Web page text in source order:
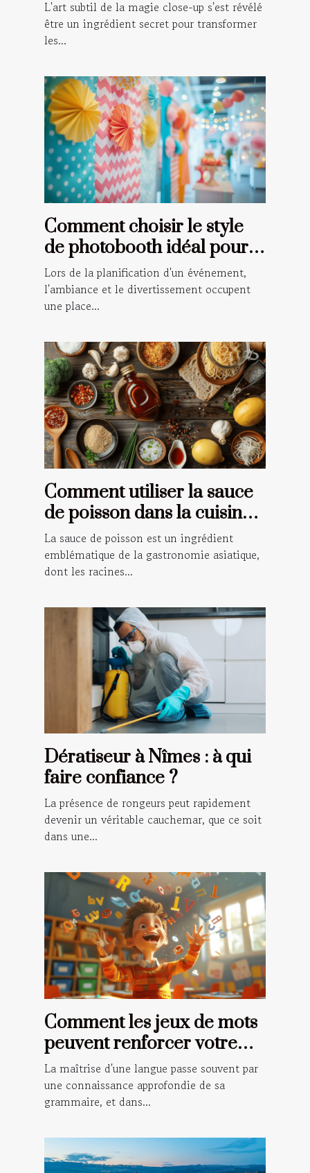
L'art subtil de la magie close-up s'est révélé
être un ingrédient secret pour transformer
les...
Comment choisir le style
de photobooth idéal pour
votre événement
Lors de la planification d'un événement,
l'ambiance et le divertissement occupent
une place...
Comment utiliser la sauce
de poisson dans la cuisine
traditionnelle asiatique
La sauce de poisson est un ingrédient
emblématique de la gastronomie asiatique,
dont les racines...
Dératiseur à Nîmes : à qui
faire confiance ?
La présence de rongeurs peut rapidement
devenir un véritable cauchemar, que ce soit
dans une...
Comment les jeux de mots
peuvent renforcer votre
grammaire française
La maîtrise d'une langue passe souvent par
une connaissance approfondie de sa
grammaire, et dans...